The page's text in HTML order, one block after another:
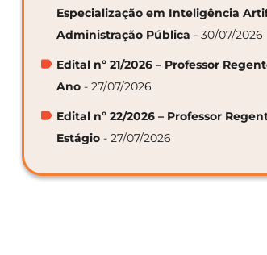
Especialização em Inteligência
Administração Pública - 30/07/2026
Edital nº 21/2026 – Professor
Ano - 27/07/2026
Edital nº 22/2026 – Professor
Estágio - 27/07/2026